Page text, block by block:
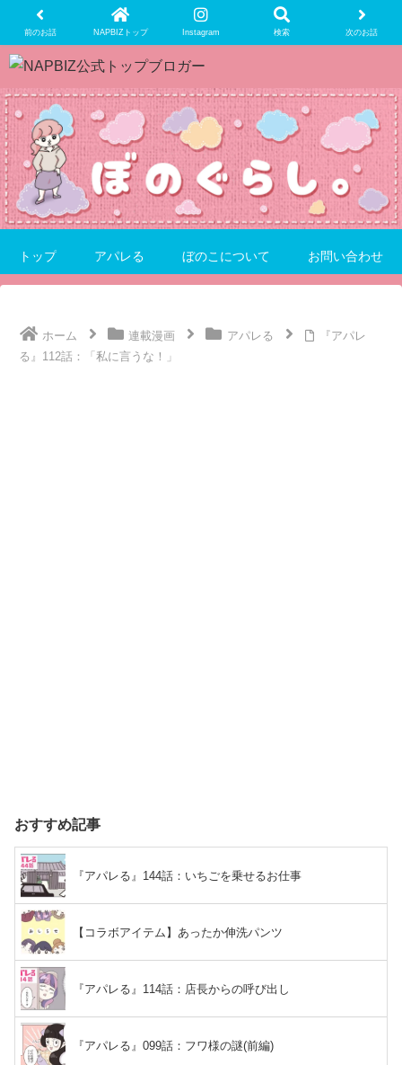
前のお話 NAPBIZトップ Instagram 検索 次のお話
トップ アパレる ぼのこについて お問い合わせ
ホーム 連載漫画 アパレる
『アパレ
る』112話：「私に言うな！」
おすすめ記事
『アパレる』144話：いちごを乗せるお仕事
【コラボアイテム】あったか伸洗パンツ
『アパレる』114話：店長からの呼び出し
『アパレる』099話：フワ様の謎(前編)